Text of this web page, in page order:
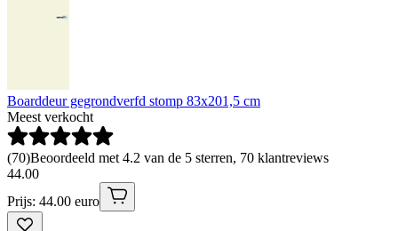
Boarddeur gegrondverfd stomp 83x201,5 cm
Meest verkocht
(70)Beoordeeld met 4.2 van de 5 sterren, 70 klantreviews
44.00
Prijs: 44.00 euro